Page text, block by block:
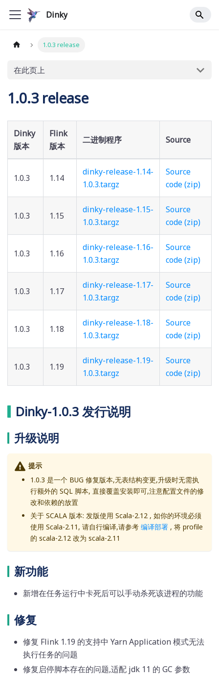
Dinky
1.0.3 release
在此页上
1.0.3 release
Dinky
版本
Flink
版本
二进制程序 Source
1.0.3 1.14
dinky-release-1.14-
1.0.3.tar.gz
Source
code (zip)
1.0.3 1.15
dinky-release-1.15-
1.0.3.tar.gz
Source
code (zip)
1.0.3 1.16
dinky-release-1.16-
1.0.3.tar.gz
Source
code (zip)
1.0.3 1.17
dinky-release-1.17-
1.0.3.tar.gz
Source
code (zip)
1.0.3 1.18
dinky-release-1.18-
1.0.3.tar.gz
Source
code (zip)
1.0.3 1.19
dinky-release-1.19-
1.0.3.tar.gz
Source
code (zip)
Dinky-1.0.3 发行说明
升级说明
提示
1.0.3 是一个 BUG 修复版本,无表结构变更,升级时无需执
行额外的 SQL 脚本, 直接覆盖安装即可,注意配置文件的修
改和依赖的放置
关于 SCALA 版本: 发版使用 Scala-2.12 , 如你的环境必须
使用 Scala-2.11, 请自行编译,请参考 编译部署 , 将 profile
的 scala-2.12 改为 scala-2.11
新功能
新增在任务运行中卡死后可以手动杀死该进程的功能
修复
修复 Flink 1.19 的支持中 Yarn Application 模式无法
执行任务的问题
修复启停脚本存在的问题,适配 jdk 11 的 GC 参数